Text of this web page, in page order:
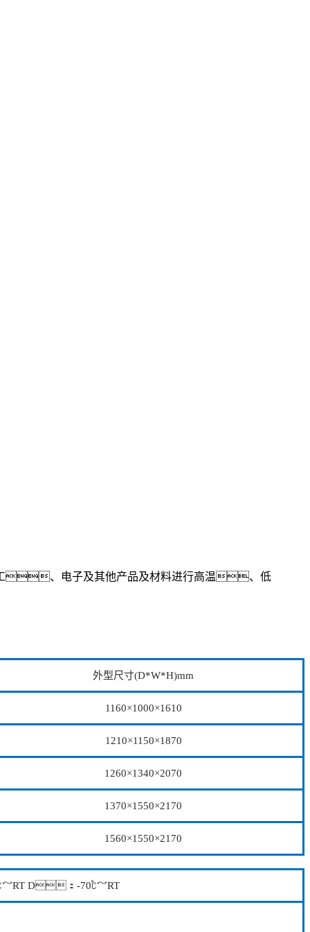
、电子及其他产品及材料进行高温、低
外型尺寸(D*W*H)mm
1160×1000×1610
1210×1150×1870
1260×1340×2070
1370×1550×2170
1560×1550×2170
RT D：-70℃～RT